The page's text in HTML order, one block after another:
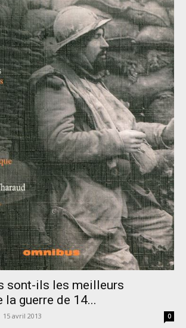
sont-ils les meilleurs
guerre de 14...
15 avril 2013 0